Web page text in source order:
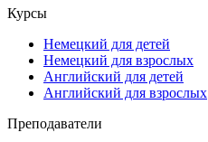
Курсы
Немецкий для детей
Немецкий для взрослых
Английский для детей
Английский для взрослых
Преподаватели